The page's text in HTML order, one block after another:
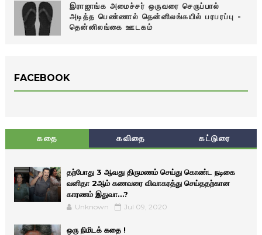
இராஜாங்க அமைச்சர் ஒருவரை செருப்பால்
அடித்த பெண்ணால் தென்னிலங்கயில் பரபரப்பு -
தென்னிலங்கை ஊடகம்
FACEBOOK
கதை கவிதை கட்டுரை
தற்போது 3 ஆவது திருமணம் செய்து கொண்ட நடிகை
வனிதா 2ஆம் கணவரை விவாகரத்து செய்ததற்கான
காரணம் இதுவா…?
Unknown Jul 09, 2020
ஒரு நிமிடக் கதை !